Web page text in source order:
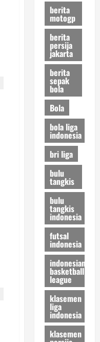
berita
motogp
berita
persija
jakarta
berita
sepak
bola
Bola
bola liga
indonesia
bri liga
bulu
tangkis
bulu
tangkis
indonesia
futsal
indonesia
indonesian
basketball
league
klasemen
liga
indonesia
klasemen